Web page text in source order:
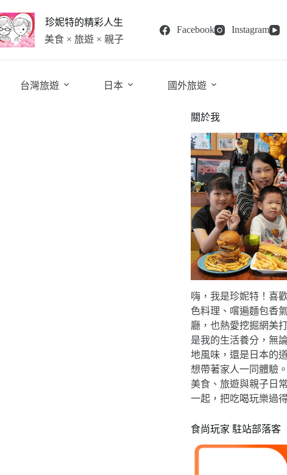
珍妮特的精彩人生
美食 × 旅遊 × 親子
Facebook Instagram
台灣旅遊 日本 國外旅遊
關於我
嗨，我是珍妮特！喜
色料理、嚐遍麵包香
廳，也熱愛挖掘網美
是我的生活養分，無
地風味，還是日本的
想帶著家人一同體驗
美食、旅遊與親子日
一起，把吃喝玩樂過
食尚玩家 駐站部落客